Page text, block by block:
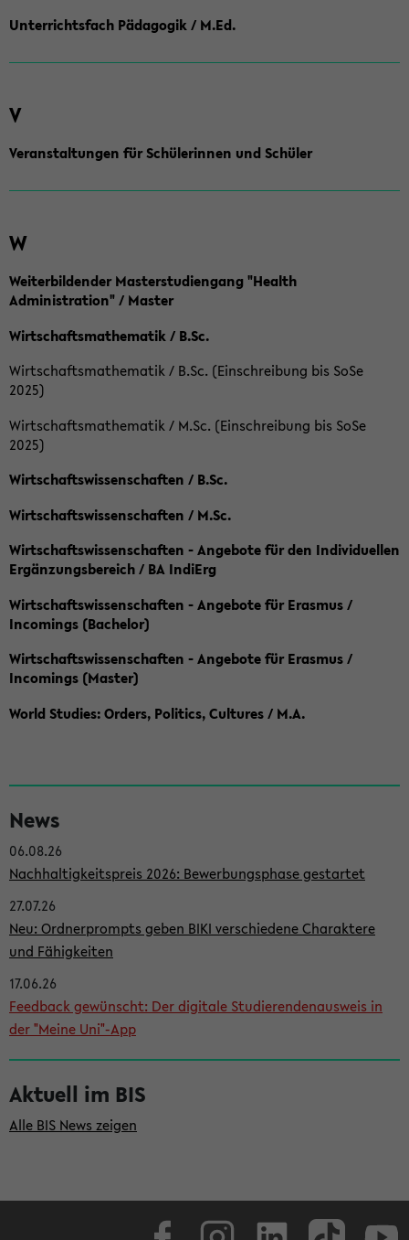
Unterrichtsfach Pädagogik / M.Ed.
V
Veranstaltungen für Schülerinnen und Schüler
W
Weiterbildender Masterstudiengang "Health
Administration" / Master
Wirtschaftsmathematik / B.Sc.
Wirtschaftsmathematik / B.Sc. (Einschreibung bis SoSe
2025)
Wirtschaftsmathematik / M.Sc. (Einschreibung bis SoSe
2025)
Wirtschaftswissenschaften / B.Sc.
Wirtschaftswissenschaften / M.Sc.
Wirtschaftswissenschaften - Angebote für den Individuellen
Ergänzungsbereich / BA IndiErg
Wirtschaftswissenschaften - Angebote für Erasmus /
Incomings (Bachelor)
Wirtschaftswissenschaften - Angebote für Erasmus /
Incomings (Master)
World Studies: Orders, Politics, Cultures / M.A.
e
i
t
e
n
l
e
i
s
t
e
News
06.08.26
Nachhaltigkeitspreis 2026: Bewerbungsphase gestartet
27.07.26
Neu: Ordnerprompts geben BIKI verschiedene Charaktere
und Fähigkeiten
17.06.26
Feedback gewünscht: Der digitale Studierendenausweis in
der "Meine Uni"-App
Aktuell im BIS
Alle BIS News zeigen